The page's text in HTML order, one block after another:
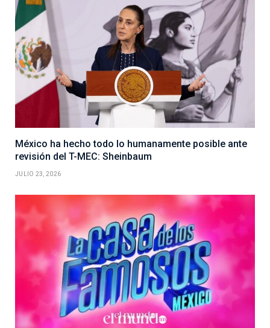
México ha hecho todo lo humanamente posible ante
revisión del T-MEC: Sheinbaum
JULIO 23, 2026